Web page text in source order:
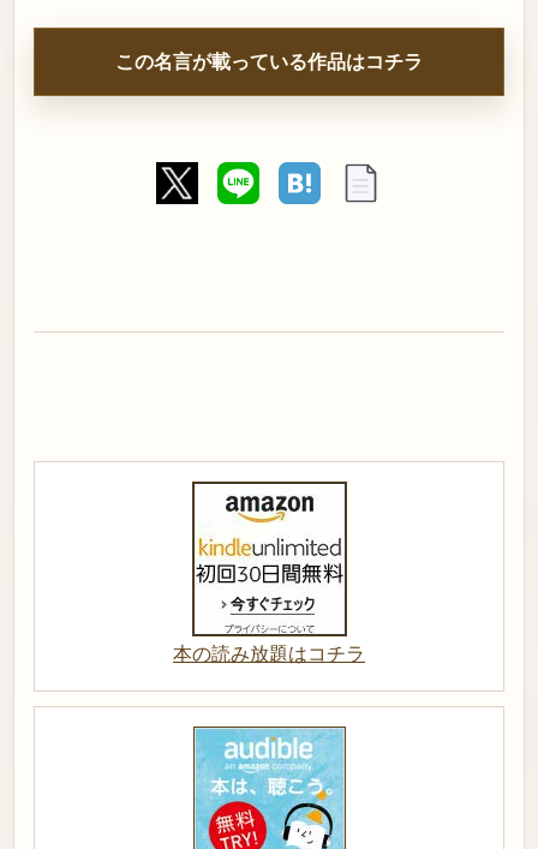
この名言が載っている作品はコチラ
本の読み放題はコチラ